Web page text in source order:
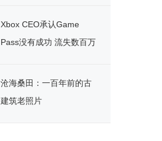
Xbox CEO承认Game
Pass没有成功 流失数百万
沧海桑田：一百年前的古
建筑老照片